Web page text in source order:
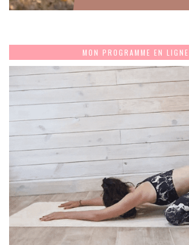
MON PROGRAMME EN LIGNE